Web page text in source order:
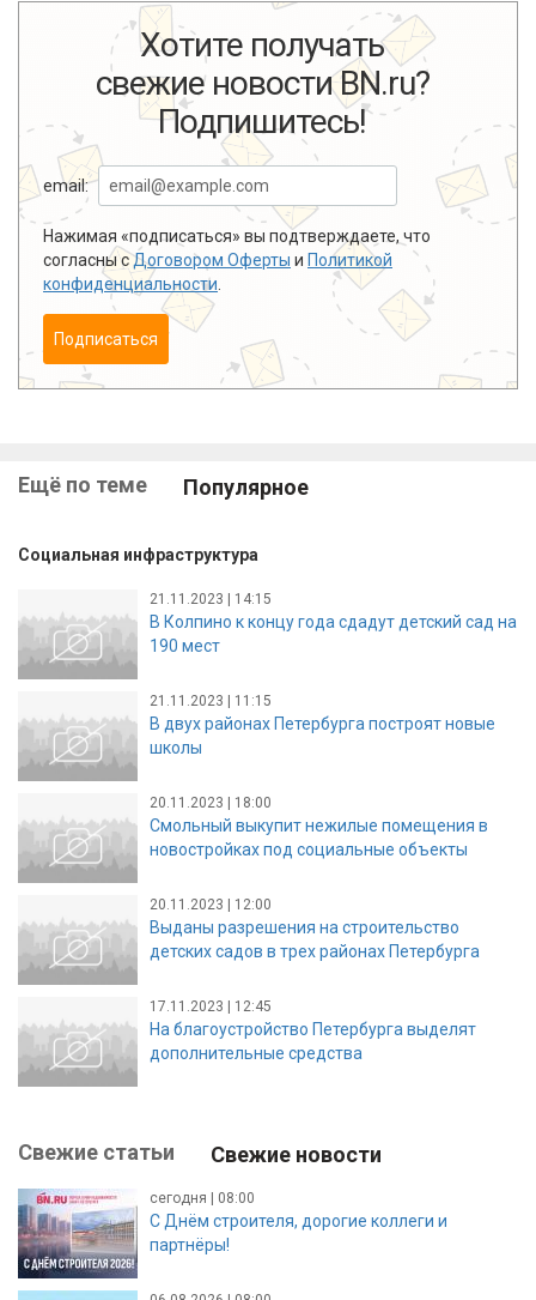
Хотите получать
свежие новости BN.ru?
Подпишитесь!
email:
Нажимая «подписаться» вы подтверждаете, что
согласны сДоговором Оферты и Политикой
конфиденциальности
Подписаться
Ещё по теме Популярное
Социальная инфраструктура
21.11.2023 | 14:15
В Колпино к концу года сдадут детский сад на
190 мест
21.11.2023 | 11:15
В двух районах Петербурга построят новые
школы
20.11.2023 | 18:00
Смольный выкупит нежилые помещения в
новостройках под социальные объекты
20.11.2023 | 12:00
Выданы разрешения на строительство
детских садов в трех районах Петербурга
17.11.2023 | 12:45
На благоустройство Петербурга выделят
дополнительные средства
Свежие статьи Свежие новости
сегодня | 08:00
С Днём строителя, дорогие коллеги и
партнёры!